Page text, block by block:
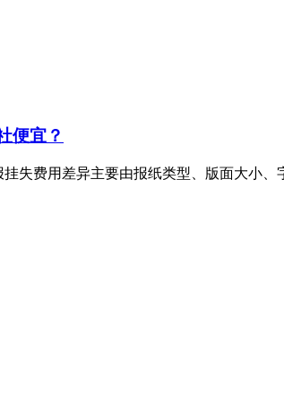
便宜？
失费用差异主要由报纸类型、版面大小